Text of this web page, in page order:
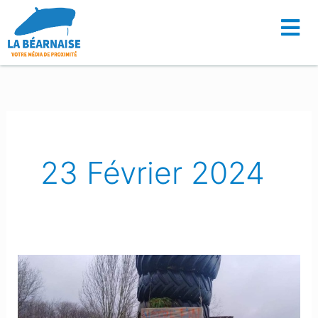
contenu
23 Février 2024
Béarn
:
Les